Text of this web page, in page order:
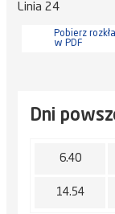
Linia 24
Pobierz
w PDF
Dni
6.40
14.54